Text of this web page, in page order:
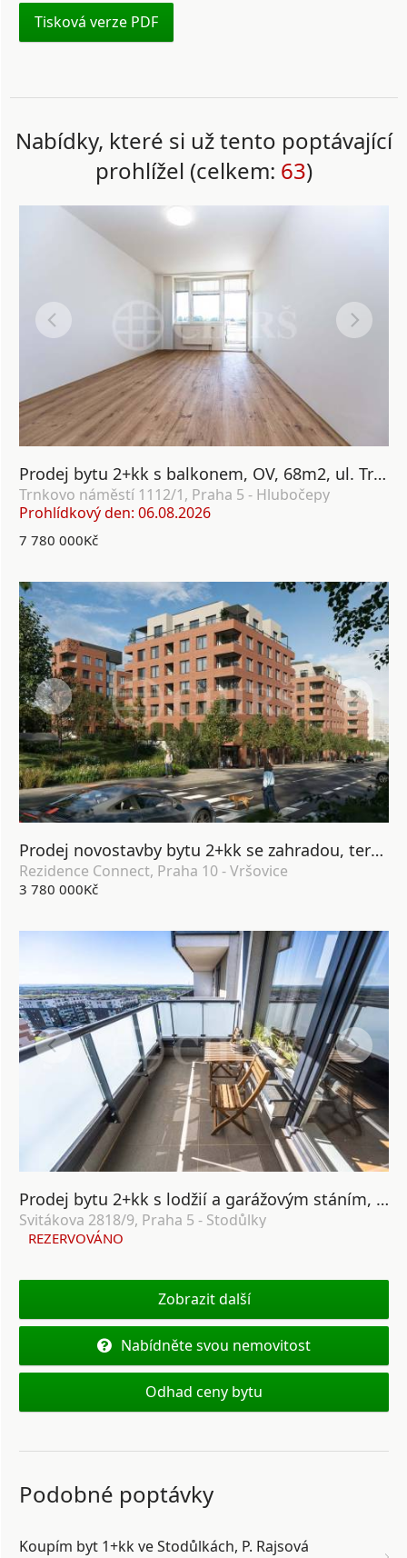
Tisková verze PDF
Nabídky, které si už tento poptávající
prohlížel (celkem: 63)
Prodej bytu 2+kk s balkonem, OV, 68m2, ul. Trnkovo náměstí 1112/1, Praha 5 - Hlubočepy
Trnkovo náměstí 1112/1, Praha 5 - Hlubočepy
Prohlídkový den: 06.08.2026
7 780 000Kč
Prodej novostavby bytu 2+kk se zahradou, terasou, lodžií, sklepem a garážovým stáním, DV, 64 m2, Praha 10 - Vršovice
Rezidence Connect, Praha 10 - Vršovice
3 780 000Kč
Prodej bytu 2+kk s lodžií a garážovým stáním, OV, 58m², ul. Svitákova 2818/9, Praha 5 - Stodůlky
Svitákova 2818/9, Praha 5 - Stodůlky
REZERVOVÁNO
Zobrazit další
Nabídněte svou nemovitost
Odhad ceny bytu
Podobné poptávky
Koupím byt 1+kk ve Stodůlkách, P. Rajsová